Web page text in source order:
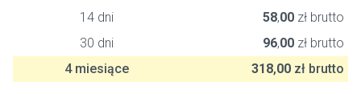
14 dni
58,00 zł brutto
30 dni
96,00 zł brutto
4 miesiące
318,00 zł brutto